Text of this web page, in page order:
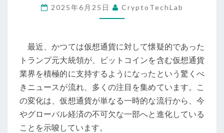
権
ッ
ト
コ
イ
ン
支
2025年6月25日 CryptoTechLab
最近、かつては仮想通貨に対して懐疑的であった
トランプ元大統領が、ビットコインを含む仮想通貨
業界を積極的に支持するようになったという驚くべ
きニュースが流れ、多くの注目を集めています。こ
の変化は、仮想通貨が単なる一時的な流行から、今
やグローバル経済の不可欠な一部へと進化している
ことを示唆しています。